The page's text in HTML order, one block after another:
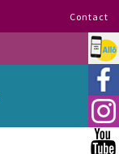
Contact
Allo